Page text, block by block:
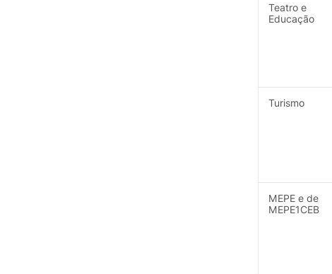
Teatro e
Educação
Turismo
MEPE e de
MEPE1CEB